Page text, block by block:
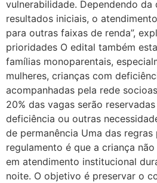
vulnerabilidade. Dependendo da
resultados iniciais, o
para outras faixas de renda”,
prioridades O edital também
famílias monoparentais,
mulheres, crianças com
acompanhadas pela rede
20% das vagas serão
deficiência ou outras
de permanência Uma das regras
regulamento é que a criança
em atendimento institucional
noite. O objetivo é preservar o